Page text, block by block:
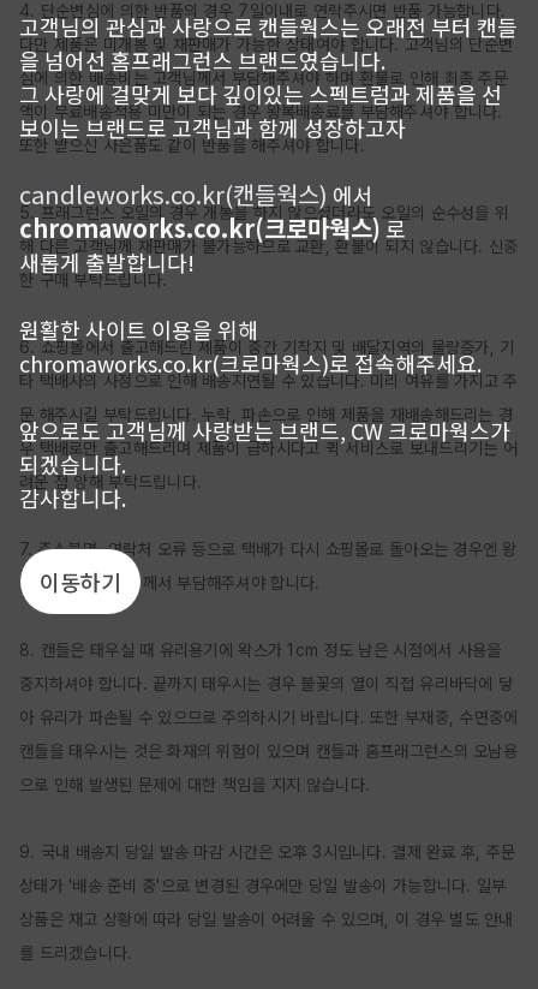
4. 단순변심에 의한 반품의 경우 7일이내로 연락주시면 반품 가능합니다.
다만 제품은 미개봉 및 재판매가 가능한 상태여야 합니다. 고객님의 단순변
심에 의한 배송비는 고객님께서 부담해주셔야 하며 환불로 인해 최종 주문
액이 무료배송적용 미만이 되는 경우 왕복배송료를 부담해주셔야 합니다.
또한 받으신 사은품도 같이 반품을 해주셔야 합니다.
5. 프래그런스 오일의 경우 개봉을 하지 않으셨더라도 오일의 순수성을 위
해 다른 고객님께 재판매가 불가능하므로 교환, 환불이 되지 않습니다. 신중
한 구매 부탁드립니다.
6. 쇼핑몰에서 출고해드린 제품이 중간 기착지 및 배달지역의 물량증가, 기
타 택배사의 사정으로 인해 배송지연될 수 있습니다. 미리 여유를 가지고 주
문 해주시길 부탁드립니다. 누락, 파손으로 인해 제품을 재배송해드리는 경
우 택배로만 출고해드리며 제품이 급하시다고 퀵 서비스로 보내드리기는 어
려운 점 양해 부탁드립니다.
7. 주소불명, 연락처 오류 등으로 택배가 다시 쇼핑몰로 돌아오는 경우엔 왕
복배송료를 고객님께서 부담해주셔야 합니다.
8. 캔들은 태우실 때 유리용기에 왁스가 1cm 정도 남은 시점에서 사용을
중지하셔야 합니다. 끝까지 태우시는 경우 불꽃의 열이 직접 유리바닥에 닿
아 유리가 파손될 수 있으므로 주의하시기 바랍니다. 또한 부재중, 수면중에
캔들을 태우시는 것은 화재의 위험이 있으며 캔들과 홈프래그런스의 오남용
으로 인해 발생된 문제에 대한 책임을 지지 않습니다.
9. 국내 배송지 당일 발송 마감 시간은 오후 3시입니다. 결제 완료 후, 주문
상태가 '배송 준비 중'으로 변경된 경우에만 당일 발송이 가능합니다. 일부
상품은 재고 상황에 따라 당일 발송이 어려울 수 있으며, 이 경우 별도 안내
를 드리겠습니다.
고객님의 관심과 사랑으로 캔들웍스는 오래전 부터 캔들
을 넘어선 홈프래그런스 브랜드였습니다.
그 사랑에 걸맞게 보다 깊이있는 스펙트럼과 제품을 선
보이는 브랜드로 고객님과 함께 성장하고자
candleworks.co.kr(캔들웍스) 에서
chromaworks.co.kr(크로마웍스)로
새롭게 출발합니다!
원활한 사이트 이용을 위해
chromaworks.co.kr(크로마웍스)로 접속해주세요.
앞으로도 고객님께 사랑받는 브랜드, CW 크로마웍스가
되겠습니다.
감사합니다.
이동하기